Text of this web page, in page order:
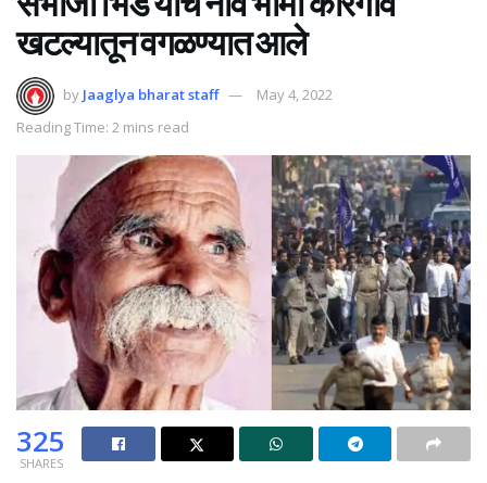
खटल्यातून वगळण्यात आले
by Jaaglya bharat staff
May 4, 2022
Reading Time: 2 mins read
325
SHARES